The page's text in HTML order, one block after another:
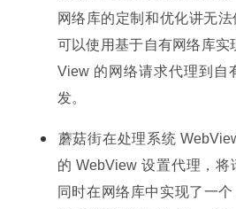
网络库的定制和优化讲无法
可以使用基于自有网络库实
View 的网络请求代理到自
发。
蘑菇街在处理系统
的 WebView 设置代理，将
同时在网络库中实现了一